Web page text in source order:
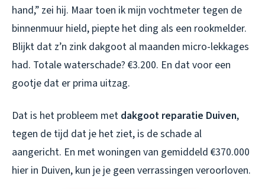
hand,” zei hij. Maar toen ik mijn vochtmeter tegen de
binnenmuur hield, piepte het ding als een rookmelder.
Blijkt dat z’n zink dakgoot al maanden micro-lekkages
had. Totale waterschade? €3.200. En dat voor een
gootje dat er prima uitzag.
Dat is het probleem met dakgoot reparatie Duiven,
tegen de tijd dat je het ziet, is de schade al
aangericht. En met woningen van gemiddeld €370.000
hier in Duiven, kun je je geen verrassingen veroorloven.